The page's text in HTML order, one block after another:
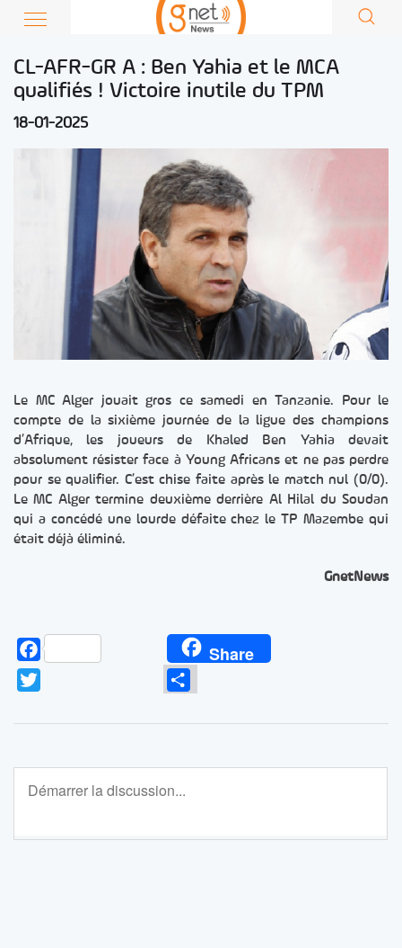
CL-AFR-GR A : Ben Yahia et le MCA
qualifiés ! Victoire inutile du TPM
18-01-2025
Le MC Alger jouait gros ce samedi en Tanzanie. Pour le
compte de la sixième journée de la ligue des champions
d’Afrique, les joueurs de Khaled Ben Yahia devait
absolument résister face à Young Africans et ne pas perdre
pour se qualifier. C’est chise faite après le match nul (0/0).
Le MC Alger termine deuxième derrière Al Hilal du Soudan
qui a concédé une lourde défaite chez le TP Mazembe qui
était déjà éliminé.
GnetNews
Facebook Share